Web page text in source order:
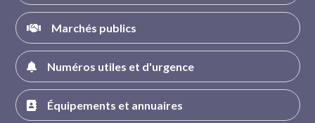
Marchés publics
Numéros utiles et d'urgence
Équipements et annuaires